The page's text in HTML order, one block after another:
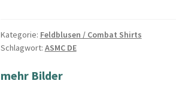
Kategorie: Feldblusen / Combat Shirts
Schlagwort: ASMC DE
mehr Bilder